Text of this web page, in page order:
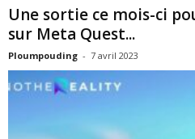
Une sortie ce mois-ci
sur Meta Quest...
Ploumpouding - 7 avril 2023